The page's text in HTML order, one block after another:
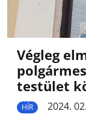
Végleg
testület
HÍR
2024.